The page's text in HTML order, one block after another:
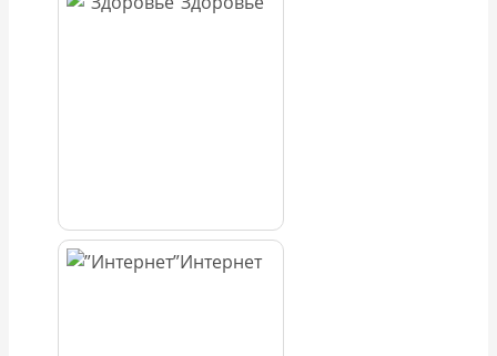
Интернет